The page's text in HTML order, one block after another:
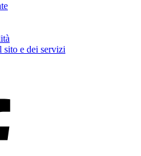
sito e dei servizi